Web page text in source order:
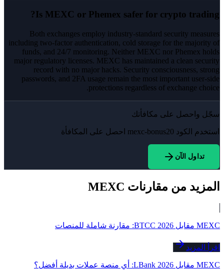
Is MEXC or Phemex safer for crypto trading?
Both exchanges employ industry-standard security measures
including two-factor authentication, cold storage for the majority of
funds, and 24/7 monitoring. Neither MEXC nor Phemex holds
major regulatory licenses. MEXC has maintained a clean security
record with no major hacks. Security consciousness, strong
passwords, and 2FA usage remain the most important user-side
protections regardless of exchange choice.
سجّل واحصل على مكافأتك
استخدم الكود mexc-bonus20 احصل على المكافأة
تداول الآن
المزيد من مقارنات MEXC
MEXC مقابل BTCC 2026: مقارنة شاملة للمنصات
اقرأ المزيد
MEXC مقابل LBank 2026: أي منصة عملات بديلة أفضل؟